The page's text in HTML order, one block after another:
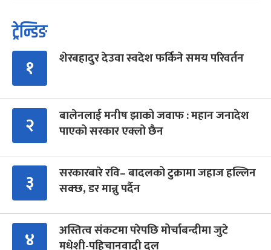
ट्रेन्डिङ
१ शेरबहादुर देउवा स्वदेश फर्किने समय परिवर्तन
२
बालेनलाई मनीष झाको जवाफ : महान जनादेश
पाएको सरकार एक्लो छैन
३
सरकारबारे रवि– बादलको टुक्रामा जहाज हल्लिन
सक्छ, डर मान्नु पर्दैन
४
अस्तित्व संकटमा परेपछि मोर्चाबन्दीमा जुटे